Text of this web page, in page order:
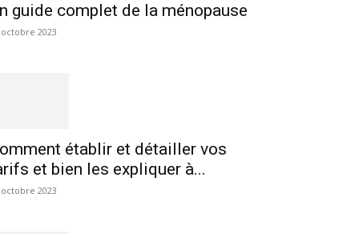
guide complet de la ménopause
octobre 2023
établir et détailler vos
et bien les expliquer à...
octobre 2023